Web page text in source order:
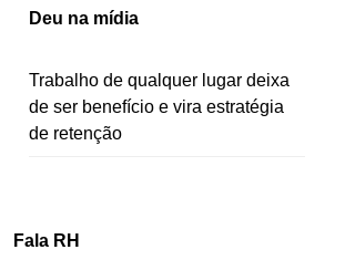
Deu na mídia
Trabalho de qualquer lugar deixa
de ser benefício e vira estratégia
de retenção
Fala RH